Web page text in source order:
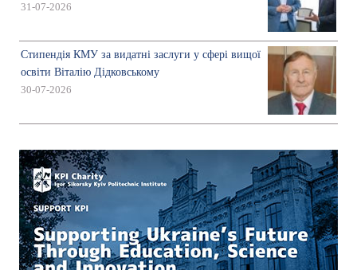
31-07-2026
Стипендія КМУ за видатні заслуги у сфері вищої
освіти Віталію Дідковському
30-07-2026